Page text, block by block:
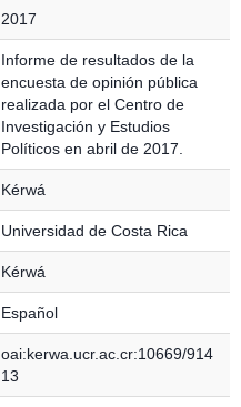
2017
Informe de resultados de la
encuesta de opinión pública
realizada por el Centro de
Investigación y Estudios
Políticos en abril de 2017.
Kérwá
Universidad de Costa Rica
Kérwá
Español
oai:kerwa.ucr.ac.cr:10669/914
13